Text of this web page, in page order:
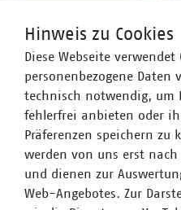
Jan Wullenweber
Bereichsleiter
+49 30 58580-380
Hinweis zu Cookies
Diese Webseite verwendet
personenbezogene Daten
technisch notwendig, um
fehlerfrei anbieten oder
Präferenzen speichern zu
werden von uns erst
und dienen zur
Web-Angebotes. Zur